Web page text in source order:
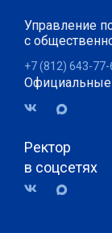
Управление
с
+7 (812) 643-
Официальные
Ректор
в соцсетях